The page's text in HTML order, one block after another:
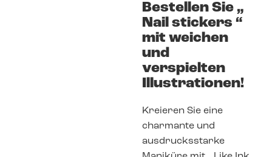
Bestellen Sie „
Nail stickers “
mit weichen
und
verspielten
Illustrationen!
Kreieren Sie eine
charmante und
ausdrucksstarke